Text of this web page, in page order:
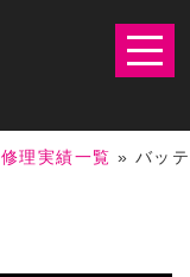
理実績一覧 » バッテ